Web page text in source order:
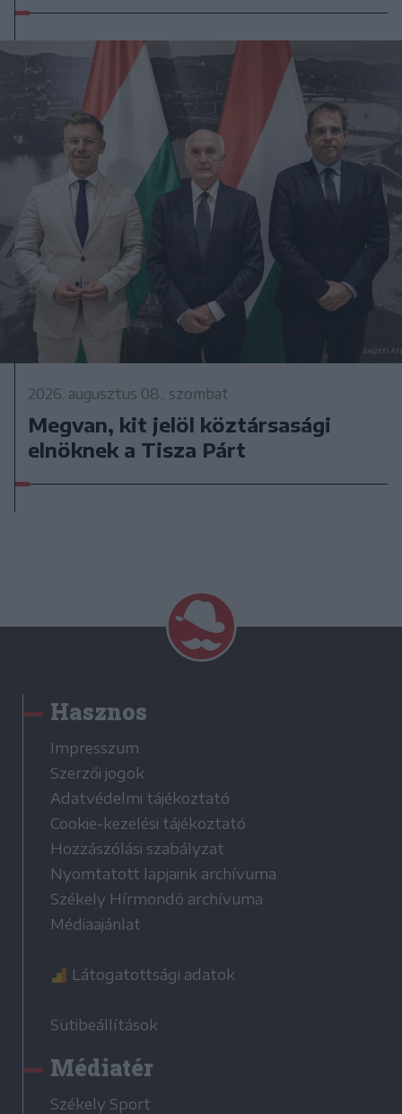
2026. augusztus 08., szombat
Megvan, kit jelöl köztársasági
elnöknek a Tisza Párt
Hasznos
Impresszum
Szerzői jogok
Adatvédelmi tájékoztató
Cookie-kezelési tájékoztató
Hozzászólási szabályzat
Nyomtatott lapjaink archívuma
Székely Hírmondó archívuma
Médiaajánlat
Látogatottsági adatok
Sütibeállítások
Médiatér
Székely Sport